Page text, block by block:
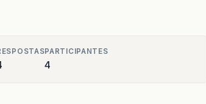
PARTICIPANTES
4